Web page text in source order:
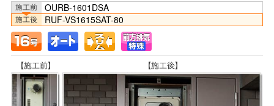
OURB-1601DSA
RUF-VS1615SAT-80